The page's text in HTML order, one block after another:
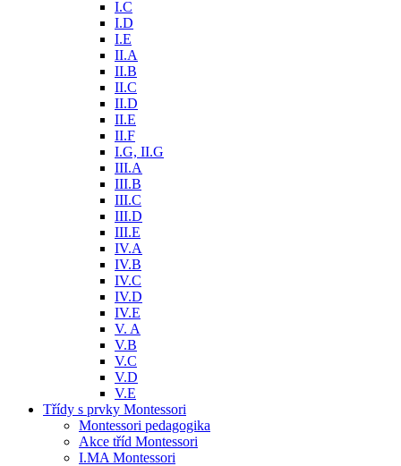
I.C
I.D
I.E
II.A
II.B
II.C
II.D
II.E
II.F
I.G, II.G
III.A
III.B
III.C
III.D
III.E
IV.A
IV.B
IV.C
IV.D
IV.E
V. A
V.B
V.C
V.D
V.E
Třídy s prvky Montessori
Montessori pedagogika
Akce tříd Montessori
I.MA Montessori